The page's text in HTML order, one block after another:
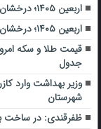
اربعین ۱۴۰۵؛ درخشان‌ترین و امن‌ترین دوره در تاریخ تردد زائران
اربعین ۱۴۰۵؛ درخشان‌ترین و امن‌ترین دوره در تاریخ تردد زائران
جدول
وزیر بهداشت وارد
شهرستان
ظفرقندی: در ساخت